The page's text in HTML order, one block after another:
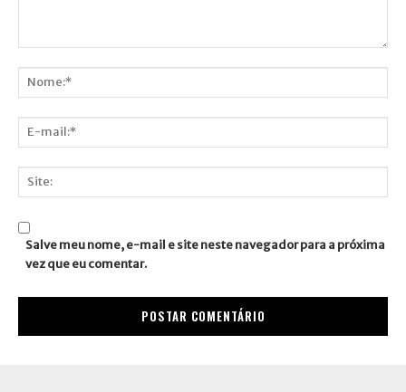
mail:*
Salve meu nome, e-mail e site neste navegador para a próxima
vez que eu comentar.